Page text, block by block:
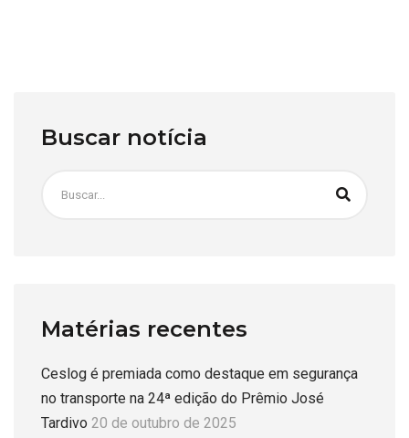
Buscar notícia
Matérias recentes
Ceslog é premiada como destaque em segurança
no transporte na 24ª edição do Prêmio José
Tardivo 20 de outubro de 2025